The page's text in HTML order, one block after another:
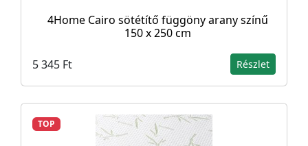
4Home Cairo sötétítő függöny arany színű
150 x 250 cm
5 345 Ft Részlet
TOP